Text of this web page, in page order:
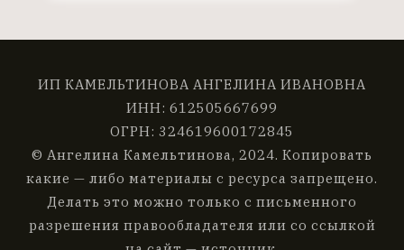
ИП КАМЕЛЬТИНОВА АНГЕЛИНА ИВАНОВНА
ИНН: 612505667699
ОГРН: 324619600172845
© Ангелина Камельтинова, 2024. Копировать
какие — либо материалы с ресурса запрещено.
Делать это можно только с письменного
разрешения правообладателя или со ссылкой